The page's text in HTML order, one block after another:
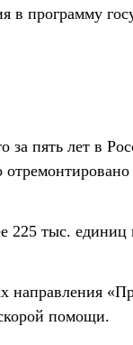
в программу
пять лет в
225 тыс.
помощи.